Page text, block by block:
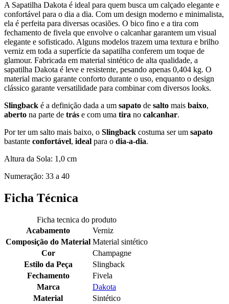
A Sapatilha Dakota é ideal para quem busca um calçado elegante e
confortável para o dia a dia. Com um design moderno e minimalista,
ela é perfeita para diversas ocasiões. O bico fino e a tira com
fechamento de fivela que envolve o calcanhar garantem um visual
elegante e sofisticado. Alguns modelos trazem uma textura e brilho
verniz em toda a superfície da sapatilha conferem um toque de
glamour. Fabricada em material sintético de alta qualidade, a
sapatilha Dakota é leve e resistente, pesando apenas 0,404 kg. O
material macio garante conforto durante o uso, enquanto o design
clássico garante versatilidade para combinar com diversos looks.
Slingback é a definição dada a um sapato de salto mais baixo,
aberto na parte de trás e com uma tira no calcanhar.
Por ter um salto mais baixo, o Slingback costuma ser um sapato
bastante confortável, ideal para o dia-a-dia.
Altura da Sola: 1,0 cm
Numeração: 33 a 40
Ficha Técnica
Ficha tecnica do produto
Acabamento
Verniz
Composição do Material Material sintético
Cor
Champagne
Estilo da Peça
Slingback
Fechamento
Fivela
Marca
Dakota
Material
Sintético